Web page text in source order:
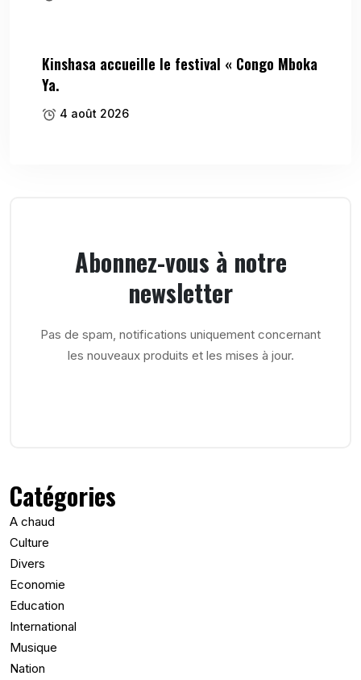
Kinshasa accueille le festival « Congo Mboka
Ya.
4 août 2026
Abonnez-vous à notre
newsletter
Pas de spam, notifications uniquement concernant
les nouveaux produits et les mises à jour.
Catégories
A chaud
Culture
Divers
Economie
Education
International
Musique
Nation